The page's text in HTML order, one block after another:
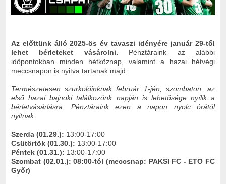
Az előttünk álló 2025-ös év tavaszi idényére január 29-től
lehet bérleteket vásárolni. Pénztáraink az alábbi
időpontokban minden hétköznap, valamint a hazai hétvégi
meccsnapon is nyitva tartanak majd:
Természetesen szurkolóinknak február 1-jén, szombaton, az
első hazai bajnoki találkozónk napján is lehetősége nyílik a
bérletvásárlásra. Pénztáraink ezen a napon nyolc órától
nyitnak.
Szerda (01.29.): 13:00-17:00
Csütörtök (01.30.): 13:00-17:00
Péntek (01.31.): 13:00-17:00
Szombat (02.01.): 08:00-tól (meccsnap: PAKSI FC - ETO FC
Győr)